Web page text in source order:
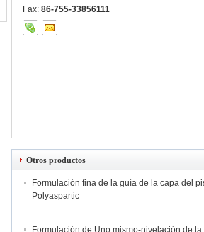
Fax: 86-755-33856111
Otros productos
Formulación fina de la guía de la capa del
Polyaspartic
Formulación de Uno mismo-nivelación de